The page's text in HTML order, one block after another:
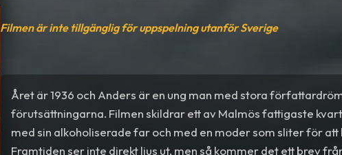
Filmen är inte tillgänglig för uppspelning utanför Sverige
Året är 1936 och Anders är en ung man med stora
förutsättningarna. Filmen skildrar ett av Malmös fattigaste
med sin alkoholiserade far och med en moder som sliter för
Framtiden ser inte direkt ljus ut, men så kommer det ett brev